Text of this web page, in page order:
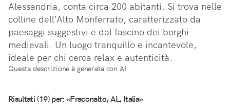
Alessandria, conta circa 200 abitanti. Si trova nelle
colline dell'Alto Monferrato, caratterizzato da
paesaggi suggestivi e dal fascino dei borghi
medievali. Un luogo tranquillo e incantevole,
ideale per chi cerca relax e autenticità.
Questa descrizione è generata con AI
Risultati (19) per: «Fraconalto, AL, Italia»